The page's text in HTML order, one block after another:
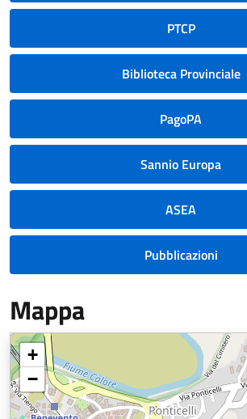
PTCP
Biblioteca Provinciale
PagoPA
Sannio Europa
ASEA
Pubblicazioni
Mappa
+
−